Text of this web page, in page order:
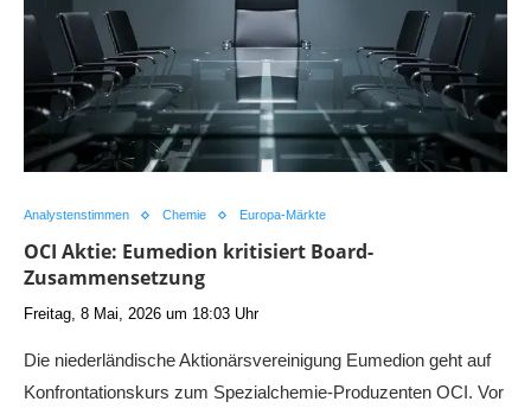
Analystenstimmen Chemie Europa-Märkte
OCI Aktie: Eumedion kritisiert Board-
Zusammensetzung
Freitag, 8 Mai, 2026 um 18:03 Uhr
Die niederländische Aktionärsvereinigung Eumedion geht auf
Konfrontationskurs zum Spezialchemie-Produzenten OCI. Vor